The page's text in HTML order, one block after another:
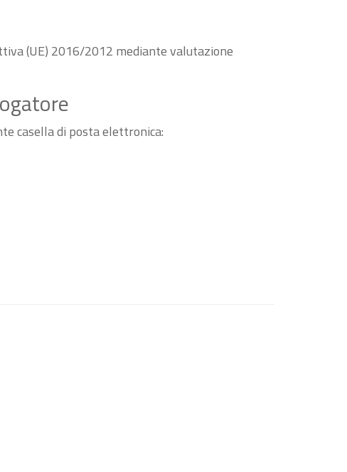
(UE) 2016/2012 mediante valutazione
casella di posta elettronica: